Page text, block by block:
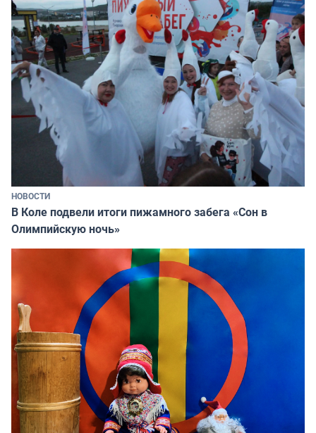
НОВОСТИ
В Коле подвели итоги пижамного забега «Сон в
Олимпийскую ночь»